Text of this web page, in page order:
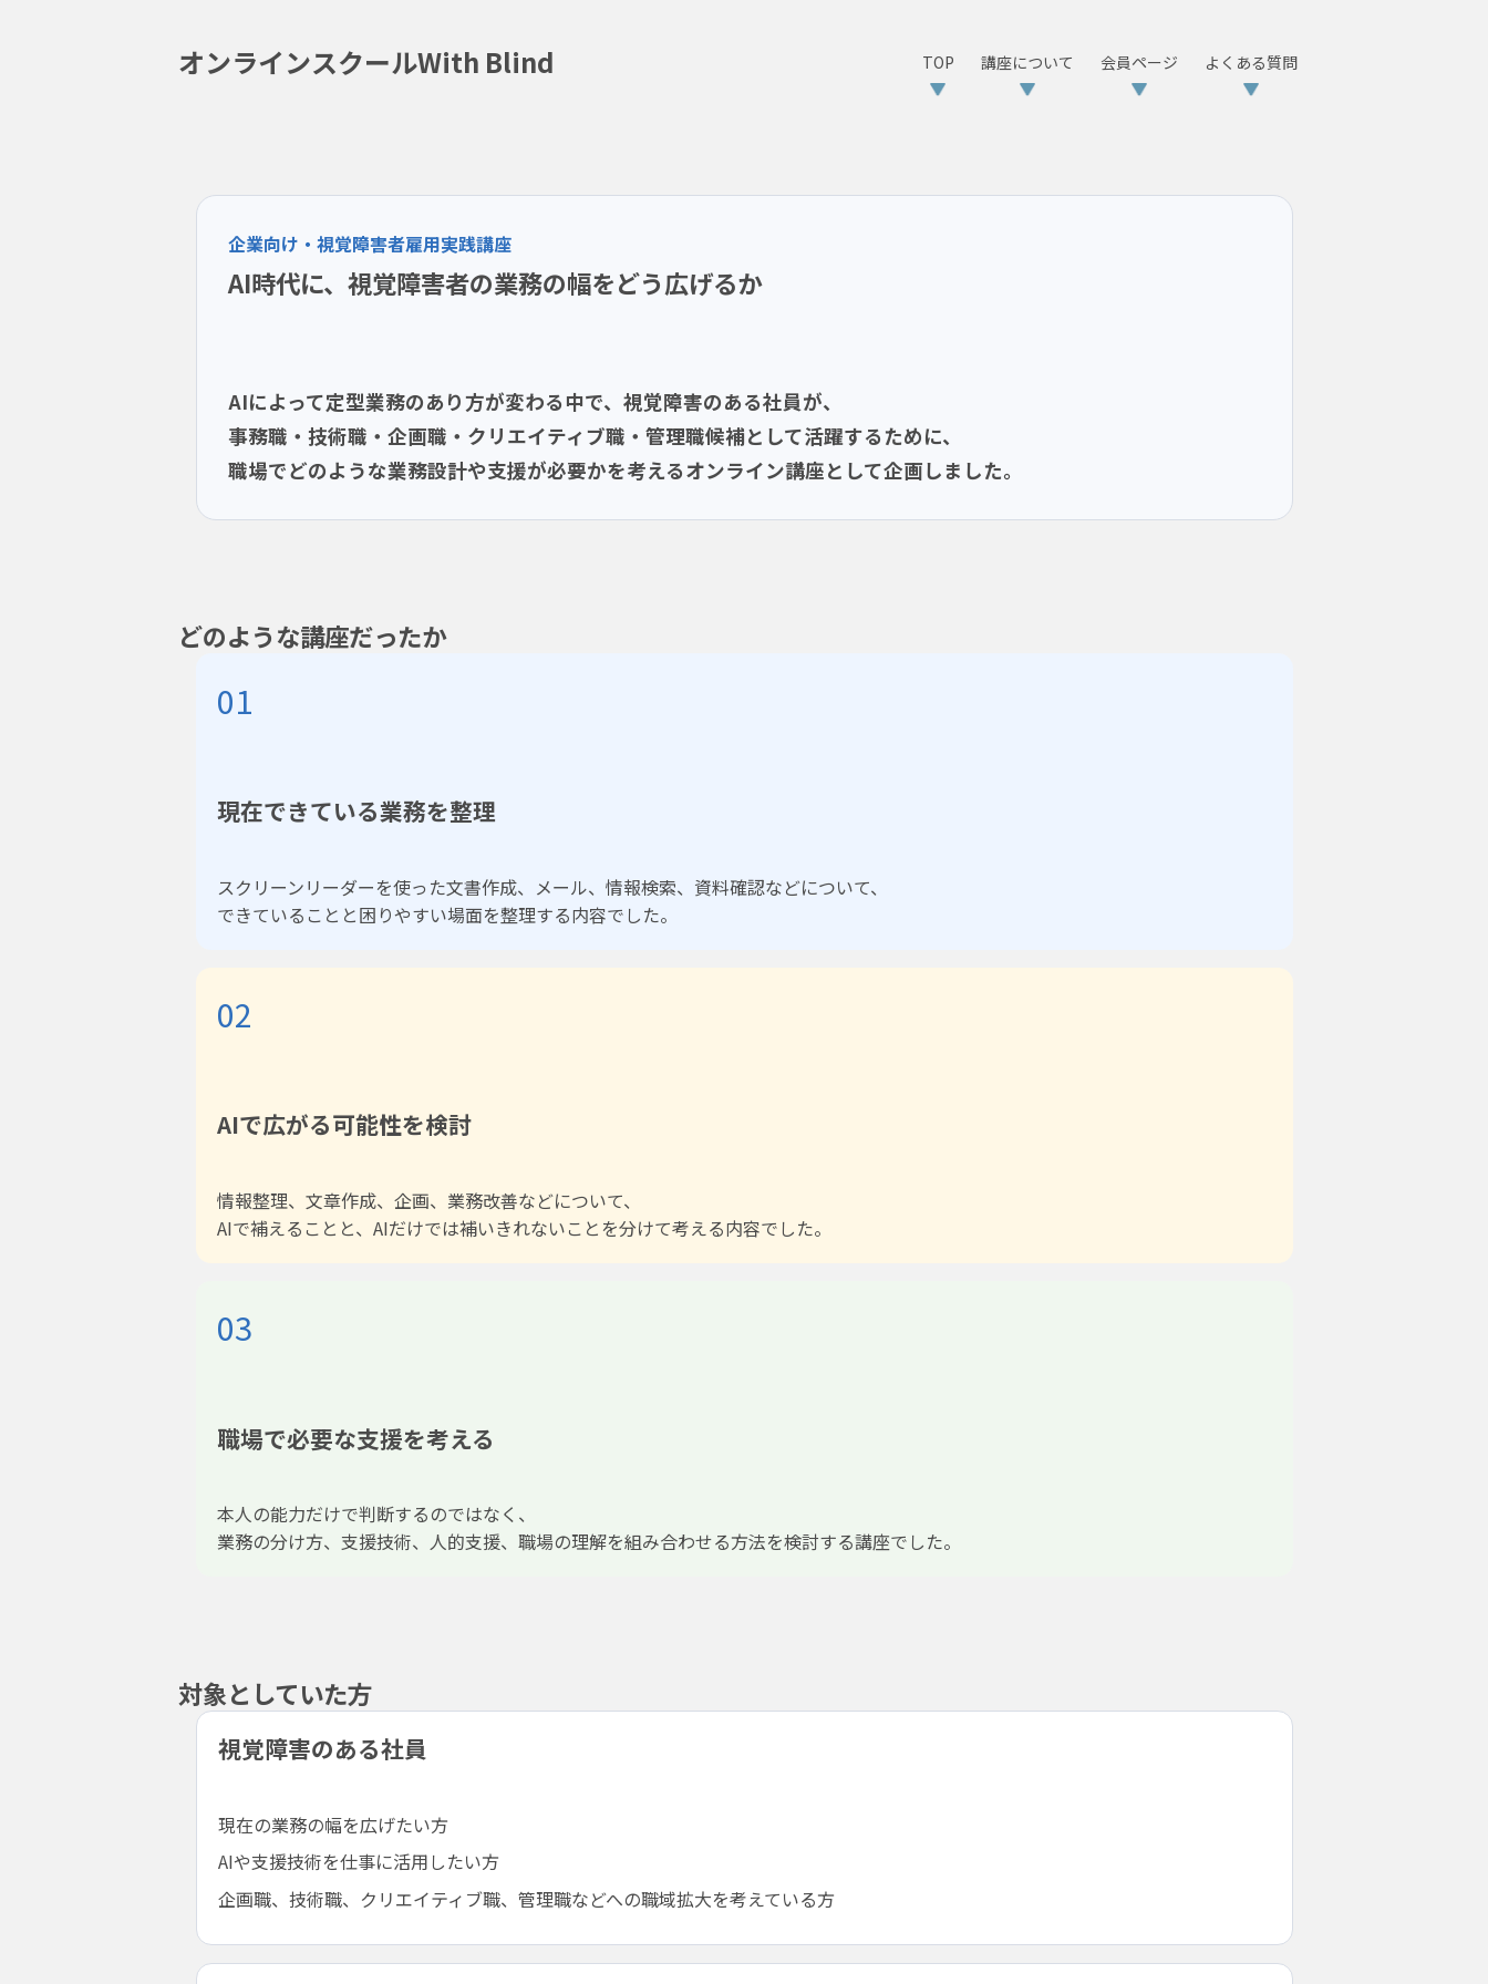
オンラインスクールWith Blind TOP 講座について 会員ページ よくある質問
企業向け・視覚障害者雇用実践講座
AI時代に、視覚障害者の業務の幅をどう広げるか
AIによって定型業務のあり方が変わる中で、視覚障害のある社員が、
事務職・技術職・企画職・クリエイティブ職・管理職候補として活躍するために、
職場でどのような業務設計や支援が必要かを考えるオンライン講座として企画しました。
どのような講座だったか
01
現在できている業務を整理
スクリーンリーダーを使った文書作成、メール、情報検索、資料確認などについて、
できていることと困りやすい場面を整理する内容でした。
02
AIで広がる可能性を検討
情報整理、文章作成、企画、業務改善などについて、
AIで補えることと、AIだけでは補いきれないことを分けて考える内容でした。
03
職場で必要な支援を考える
本人の能力だけで判断するのではなく、
業務の分け方、支援技術、人的支援、職場の理解を組み合わせる方法を検討する講座でした。
対象としていた方
視覚障害のある社員
現在の業務の幅を広げたい方
AIや支援技術を仕事に活用したい方
企画職、技術職、クリエイティブ職、管理職などへの職域拡大を考えている方